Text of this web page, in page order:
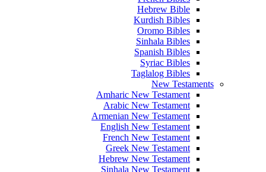
Hebrew Bible
Kurdish Bibles
Oromo Bibles
Sinhala Bibles
Spanish Bibles
Syriac Bibles
Taglalog Bibles
New Testaments
Amharic New Testament
Arabic New Testament
Armenian New Testament
English New Testament
French New Testament
Greek New Testament
Hebrew New Testament
Sinhala New Testament